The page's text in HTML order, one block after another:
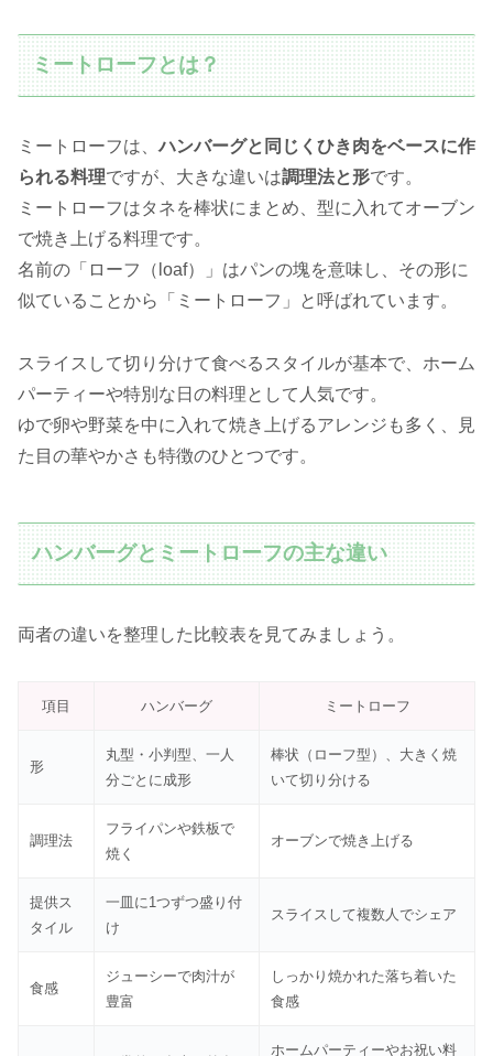
ミートローフとは？
ミートローフは、ハンバーグと同じくひき肉をベースに作
られる料理ですが、大きな違いは調理法と形です。
ミートローフはタネを棒状にまとめ、型に入れてオーブン
で焼き上げる料理です。
名前の「ローフ（loaf）」はパンの塊を意味し、その形に
似ていることから「ミートローフ」と呼ばれています。
スライスして切り分けて食べるスタイルが基本で、ホーム
パーティーや特別な日の料理として人気です。
ゆで卵や野菜を中に入れて焼き上げるアレンジも多く、見
た目の華やかさも特徴のひとつです。
ハンバーグとミートローフの主な違い
両者の違いを整理した比較表を見てみましょう。
項目 ハンバーグ ミートローフ
形
丸型・小判型、一人
分ごとに成形
棒状（ローフ型）、大きく焼
いて切り分ける
調理法
フライパンや鉄板で
焼く
オーブンで焼き上げる
提供ス
タイル
一皿に1つずつ盛り付
け
スライスして複数人でシェア
食感
ジューシーで肉汁が
豊富
しっかり焼かれた落ち着いた
食感
ホームパーティーやお祝い料